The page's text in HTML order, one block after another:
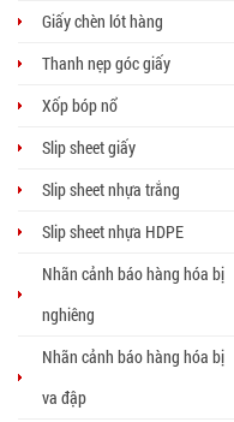
Giấy chèn lót hàng
Thanh nẹp góc giấy
Xốp bóp nổ
Slip sheet giấy
Slip sheet nhựa trắng
Slip sheet nhựa HDPE
Nhãn cảnh báo hàng hóa bị
nghiêng
Nhãn cảnh báo hàng hóa bị
va đập